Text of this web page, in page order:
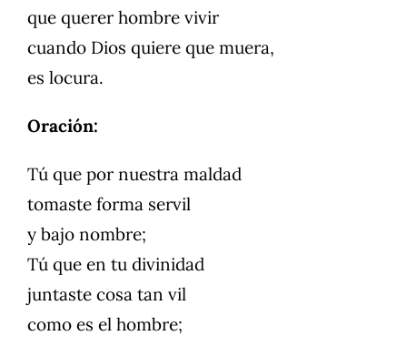
que querer hombre vivir
cuando Dios quiere que muera,
es locura.
Oración:
Tú que por nuestra maldad
tomaste forma servil
y bajo nombre;
Tú que en tu divinidad
juntaste cosa tan vil
como es el hombre;